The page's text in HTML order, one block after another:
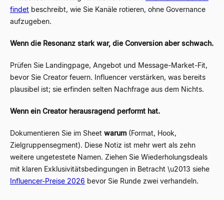
findet beschreibt, wie Sie Kanäle rotieren, ohne Governance
aufzugeben.
Wenn die Resonanz stark war, die Conversion aber schwach.
Prüfen Sie Landingpage, Angebot und Message-Market-Fit,
bevor Sie Creator feuern. Influencer verstärken, was bereits
plausibel ist; sie erfinden selten Nachfrage aus dem Nichts.
Wenn ein Creator herausragend performt hat.
Dokumentieren Sie im Sheet warum (Format, Hook,
Zielgruppensegment). Diese Notiz ist mehr wert als zehn
weitere ungetestete Namen. Ziehen Sie Wiederholungsdeals
mit klaren Exklusivitätsbedingungen in Betracht \u2013 siehe
Influencer-Preise 2026 bevor Sie Runde zwei verhandeln.